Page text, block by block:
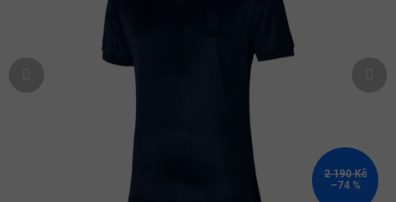
hvězdiček.
2 190 Kč
–74 %